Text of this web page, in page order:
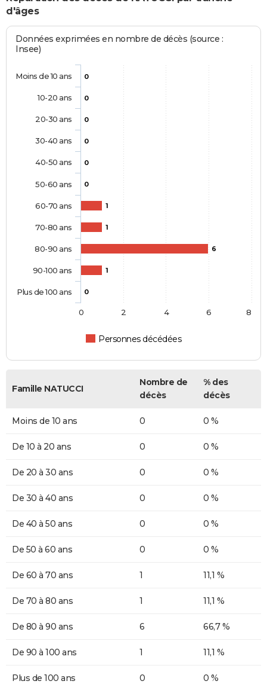
d'âges
Données exprimées en nombre de décès (source :
Insee)
0
0
0
0
0
0
1
1
6
1
0
Personnes décédées
Moins de 10 ans
10-20 ans
20-30 ans
30-40 ans
40-50 ans
50-60 ans
60-70 ans
70-80 ans
80-90 ans
90-100 ans
Plus de 100 ans
0 2 4 6 8
Famille NATUCCI
Nombre de
décès
% des
décès
Moins de 10 ans 0 0 %
De 10 à 20 ans 0 0 %
De 20 à 30 ans 0 0 %
De 30 à 40 ans 0 0 %
De 40 à 50 ans 0 0 %
De 50 à 60 ans 0 0 %
De 60 à 70 ans 1 11,1 %
De 70 à 80 ans 1 11,1 %
De 80 à 90 ans 6 66,7 %
De 90 à 100 ans 1 11,1 %
Plus de 100 ans 0 0 %